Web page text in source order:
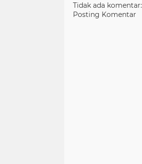
Tidak ada komentar:
Posting Komentar